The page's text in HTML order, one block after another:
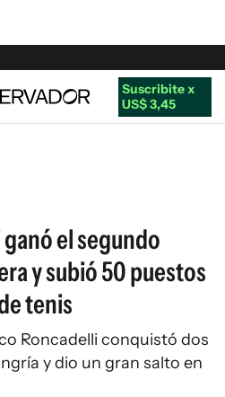
Suscribite x
US$ 3,45
el segundo
y subió 50 puestos
tenis
Roncadelli conquistó dos
y dio un gran salto en